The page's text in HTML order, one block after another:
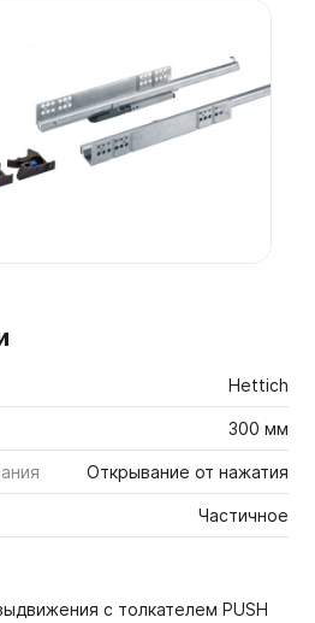
Hettich
300 мм
Открывание от нажатия
Частичное
с толкателем PUSH